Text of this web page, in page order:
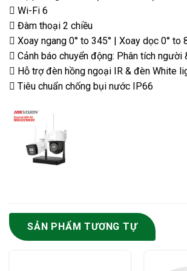
 Wi-Fi 6
 Đàm thoại 2 chiều
 Xoay ngang 0° to 345° | Xoay dọc 0° to
 Cảnh báo chuyển động: Phân tích người
 Hỗ trợ đèn hồng ngoại IR & đèn White
 Tiêu chuẩn chống bụi nước IP66
SẢN PHẨM TƯƠNG TỰ